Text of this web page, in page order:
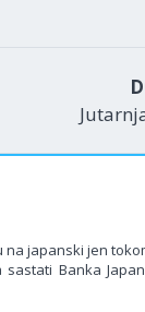
japanski jen
sastati Banka